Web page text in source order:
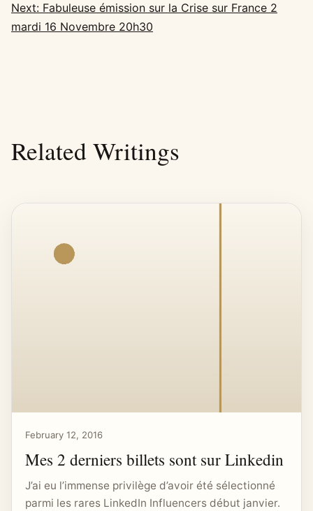
Next: Fabuleuse émission sur la Crise sur France 2
mardi 16 Novembre 20h30
Related Writings
February 12, 2016
Mes 2 derniers billets sont sur Linkedin
J’ai eu l’immense privilège d’avoir été sélectionné
parmi les rares LinkedIn Influencers début janvier.